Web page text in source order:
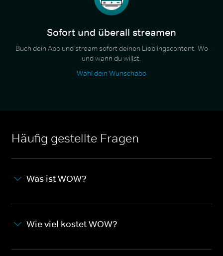
Sofort und überall streamen
Buch dein Abo und stream sofort deinen Lieblingscontent. Wo
und wann du willst.
Wähl dein Wunschabo
Häufig gestellte Fragen
Was ist WOW?
Wie viel kostet WOW?